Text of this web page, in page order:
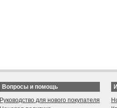
Вопросы и помощь
Руководство для нового покупателя